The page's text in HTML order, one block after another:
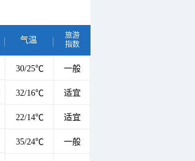
气温
旅游
指数
30/25℃ 一般
32/16℃ 适宜
22/14℃ 适宜
35/24℃ 一般